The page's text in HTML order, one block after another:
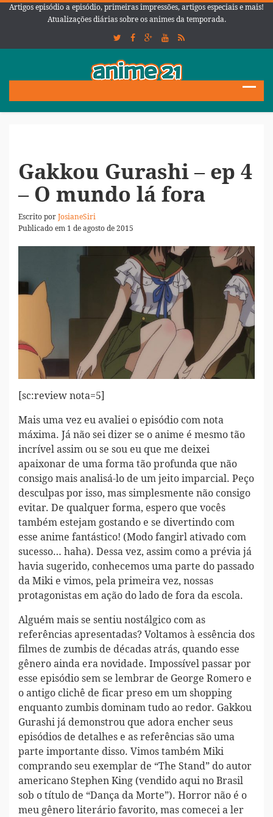
Artigos episódio a episódio, primeiras impressões, artigos especiais e mais!
Atualizações diárias sobre os animes da temporada.
Gakkou Gurashi – ep 4
– O mundo lá fora
Escrito porJosianeSiri
Publicado em 1 de agosto de 2015
[sc:review nota=5]
Mais uma vez eu avaliei o episódio com nota
máxima. Já não sei dizer se o anime é mesmo tão
incrível assim ou se sou eu que me deixei
apaixonar de uma forma tão profunda que não
consigo mais analisá-lo de um jeito imparcial. Peço
desculpas por isso, mas simplesmente não consigo
evitar. De qualquer forma, espero que vocês
também estejam gostando e se divertindo com
esse anime fantástico! (Modo fangirl ativado com
sucesso… haha). Dessa vez, assim como a prévia já
havia sugerido, conhecemos uma parte do passado
da Miki e vimos, pela primeira vez, nossas
protagonistas em ação do lado de fora da escola.
Alguém mais se sentiu nostálgico com as
referências apresentadas? Voltamos à essência dos
filmes de zumbis de décadas atrás, quando esse
gênero ainda era novidade. Impossível passar por
esse episódio sem se lembrar de George Romero e
o antigo clichê de ficar preso em um shopping
enquanto zumbis dominam tudo ao redor. Gakkou
Gurashi já demonstrou que adora encher seus
episódios de detalhes e as referências são uma
parte importante disso. Vimos também Miki
comprando seu exemplar de “The Stand” do autor
americano Stephen King (vendido aqui no Brasil
sob o título de “Dança da Morte”). Horror não é o
meu gênero literário favorito, mas comecei a ler